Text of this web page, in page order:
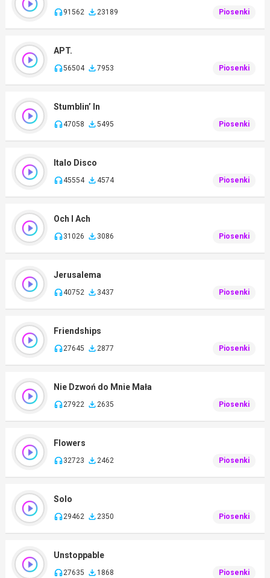
91562 23189 Piosenki
APT.
56504 7953 Piosenki
Stumblin’ In
47058 5495 Piosenki
Italo Disco
45554 4574 Piosenki
Och I Ach
31026 3086 Piosenki
Jerusalema
40752 3437 Piosenki
Friendships
27645 2877 Piosenki
Nie Dzwoń do Mnie Mała
27922 2635 Piosenki
Flowers
32723 2462 Piosenki
Solo
29462 2350 Piosenki
Unstoppable
27635 1868 Piosenki